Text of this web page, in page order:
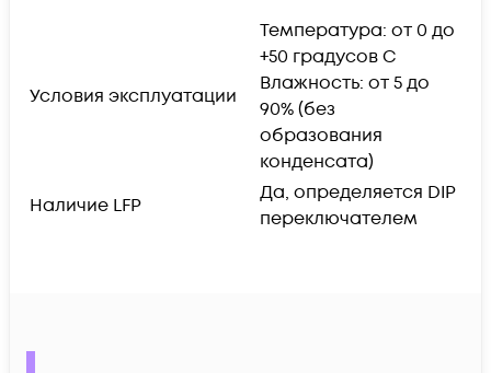
Условия эксплуатации
Температура: от 0 до
+50 градусов С
Влажность: от 5 до
90% (без
образования
конденсата)
Наличие LFP
Да, определяется DIP
переключателем